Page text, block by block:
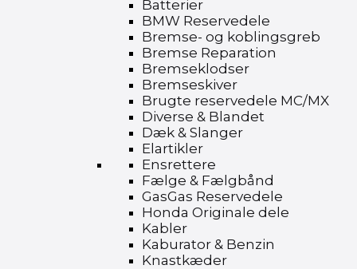
Batterier
BMW Reservedele
Bremse- og koblingsgreb
Bremse Reparation
Bremseklodser
Bremseskiver
Brugte reservedele MC/MX
Diverse & Blandet
Dæk & Slanger
Elartikler
Ensrettere
Fælge & Fælgbånd
GasGas Reservedele
Honda Originale dele
Kabler
Kaburator & Benzin
Knastkæder